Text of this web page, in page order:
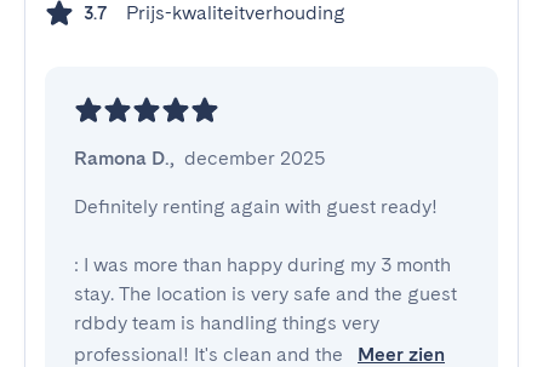
3.7 Prijs-kwaliteitverhouding
Ramona D., december 2025
Definitely renting again with guest ready!
: I was more than happy during my 3 month
stay. The location is very safe and the guest
rdbdy team is handling things very
professional! It's clean and the
Meer zien